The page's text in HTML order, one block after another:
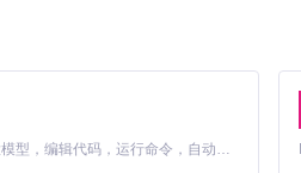
，记录小爱音箱和音乐源设备（如NAS
失败。需要重点检查：
Claude Code 的开源替代方案。连接任意大模型，编辑代码，运行命令，自动验证 — 全自动执行。用 Rust 构建，极致性能。 ｜ An open-source alternative to Claude Code. Connect any LLM, edit code, run commands, and verify changes — autonomously. Built in Rust for speed. Get Started